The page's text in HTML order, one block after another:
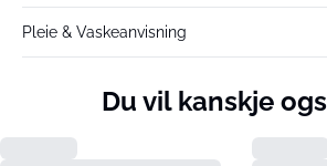
Pleie & Vaskeanvisning
Du vil kanskje